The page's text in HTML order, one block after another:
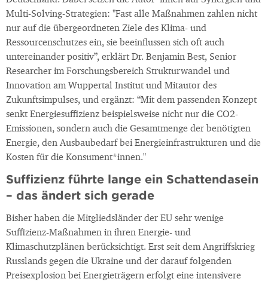
Multi-Solving-Strategien: "Fast alle Maßnahmen zahlen nicht
nur auf die übergeordneten Ziele des Klima- und
Ressourcenschutzes ein, sie beeinflussen sich oft auch
untereinander positiv”, erklärt Dr. Benjamin Best, Senior
Researcher im Forschungsbereich Strukturwandel und
Innovation am Wuppertal Institut und Mitautor des
Zukunftsimpulses, und ergänzt: “Mit dem passenden Konzept
senkt Energiesuffizienz beispielsweise nicht nur die CO2-
Emissionen, sondern auch die Gesamtmenge der benötigten
Energie, den Ausbaubedarf bei Energieinfrastrukturen und die
Kosten für die Konsument*innen."
Suffizienz führte lange ein Schattendasein
– das ändert sich gerade
Bisher haben die Mitgliedsländer der EU sehr wenige
Suffizienz-Maßnahmen in ihren Energie- und
Klimaschutzplänen berücksichtigt. Erst seit dem Angriffskrieg
Russlands gegen die Ukraine und der darauf folgenden
Preisexplosion bei Energieträgern erfolgt eine intensivere